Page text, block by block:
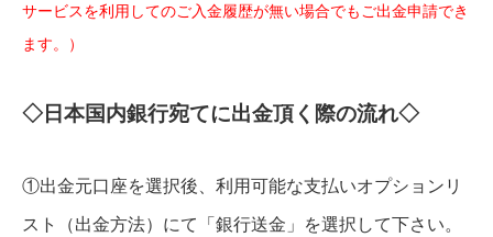
サービスを利用してのご入金履歴が無い場合でもご出金申請でき
ます。）
◇日本国内銀行宛てに出金頂く際の流れ◇
①出金元口座を選択後、利用可能な支払いオプションリ
スト（出金方法）にて「銀行送金」を選択して下さい。